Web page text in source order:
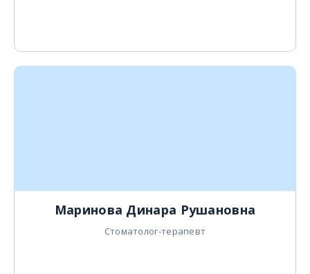
Маринова Динара Рушановна
Стоматолог-терапевт